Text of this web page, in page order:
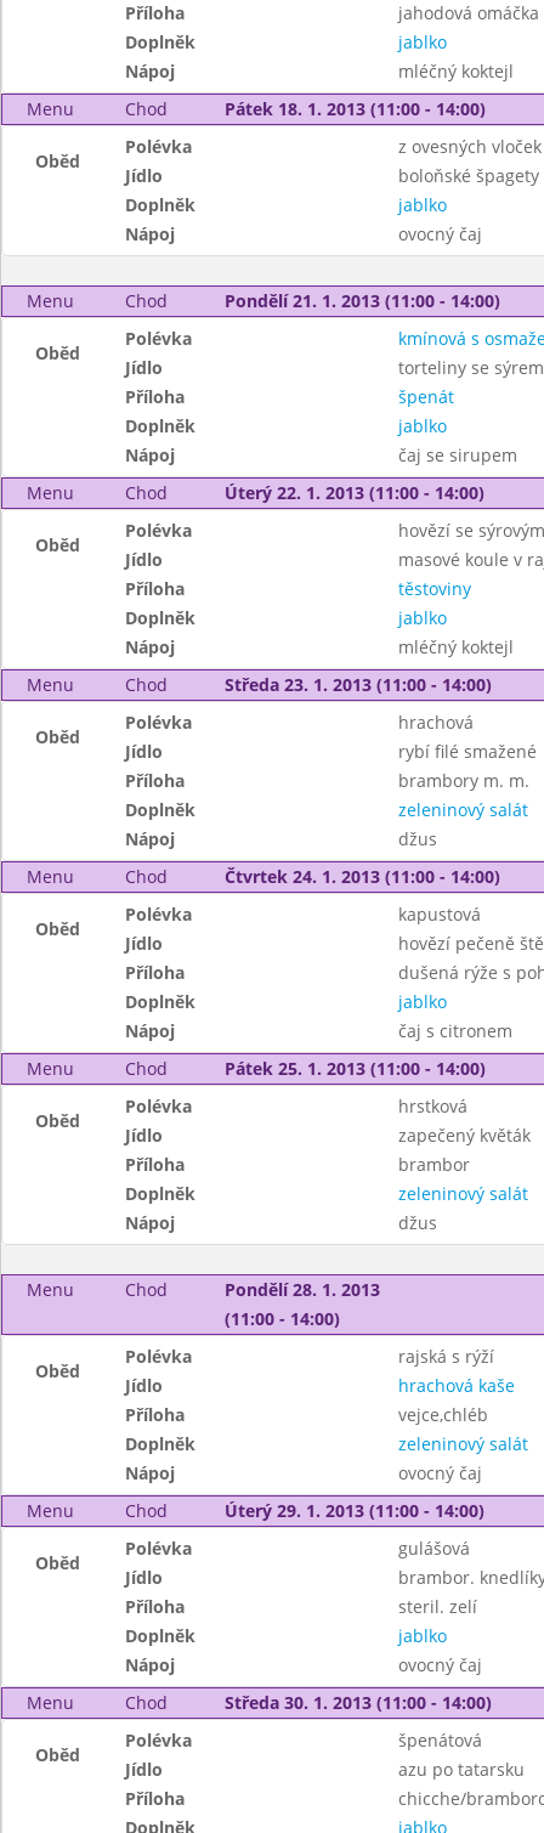
Příloha
jahodová omáčka
Doplněk
jablko
Nápoj
mléčný koktejl
Menu
Chod Pátek 18. 1. 2013 (11:00 - 14:00)
Oběd
Polévka
z ovesných vloček
Jídlo
boloňské špagety
Doplněk
jablko
Nápoj
ovocný čaj
Menu Chod Pondělí 21. 1. 2013 (11:00 - 14:00)
Oběd
Polévka
kmínová s
Jídlo
torteliny se sýrem
Příloha
špenát
Doplněk
jablko
Nápoj
čaj se sirupem
Menu
Chod Úterý 22. 1. 2013 (11:00 - 14:00)
Oběd
Polévka
hovězí se
Jídlo
masové koule v
Příloha
těstoviny
Doplněk
jablko
Nápoj
mléčný koktejl
Menu
Chod Středa 23. 1. 2013 (11:00 - 14:00)
Oběd
Polévka
hrachová
Jídlo
rybí filé smažené
Příloha
brambory m. m.
Doplněk
zeleninový salát
Nápoj
džus
Menu
Chod Čtvrtek 24. 1. 2013 (11:00 - 14:00)
Oběd
Polévka
kapustová
Jídlo
hovězí pečeně
Příloha
dušená rýže s
Doplněk
jablko
Nápoj
čaj s citronem
Menu
Chod Pátek 25. 1. 2013 (11:00 - 14:00)
Oběd
Polévka
hrstková
Jídlo
zapečený květák
Příloha
brambor
Doplněk
zeleninový salát
Nápoj
džus
Menu Chod
Pondělí 28. 1. 2013
(11:00 - 14:00)
Oběd
Polévka
rajská s rýží
Jídlo
hrachová kaše
Příloha
vejce,chléb
Doplněk
zeleninový salát
Nápoj
ovocný čaj
Menu
Chod Úterý 29. 1. 2013 (11:00 - 14:00)
Oběd
Polévka
gulášová
Jídlo
brambor.
Příloha
steril. zelí
Doplněk
jablko
Nápoj
ovocný čaj
Menu
Chod Středa 30. 1. 2013 (11:00 - 14:00)
Oběd
Polévka
špenátová
Jídlo
azu po tatarsku
Příloha
chicche/
Doplněk
jablko